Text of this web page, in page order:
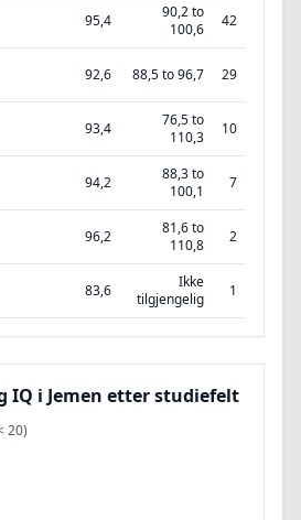
95,4
90,2 to
100,6
42
92,6 88,5 to 96,7 29
93,4
76,5 to
110,3
10
94,2
88,3 to
100,1
7
96,2
81,6 to
110,8
2
83,6
Ikke
tilgjengelig
1
IQ i Jemen etter studiefelt
20)